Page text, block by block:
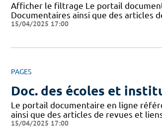
Afficher le filtrage Le portail
Documentaires ainsi que des articles
15/04/2025 17:00
PAGES
Doc. des écoles et
Le portail documentaire en ligne
ainsi que des articles de revues et
15/04/2025 17:00